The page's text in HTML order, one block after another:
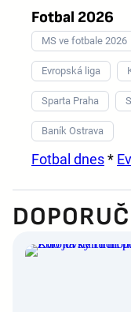
Fotbal 2026
MS ve fotbale 2026
Evropská liga
Sparta Praha
Baník Ostrava
Fotbal dnes*